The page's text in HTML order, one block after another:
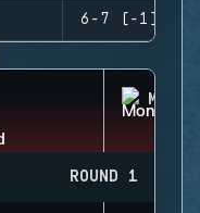
6-7 (-1)
ROUND 1